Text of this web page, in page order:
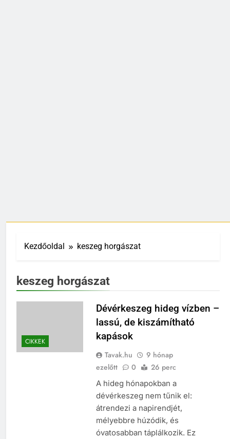
Kezdőoldal keszeg horgászat
keszeg horgászat
CIKKEK
Dévérkeszeg hideg vízben –
lassú, de kiszámítható
kapások
Tavak.hu
9 hónap
ezelőtt
0 26 perc
A hideg hónapokban a
dévérkeszeg nem tűnik el:
átrendezi a napirendjét,
mélyebbre húzódik, és
óvatosabban táplálkozik. Ez